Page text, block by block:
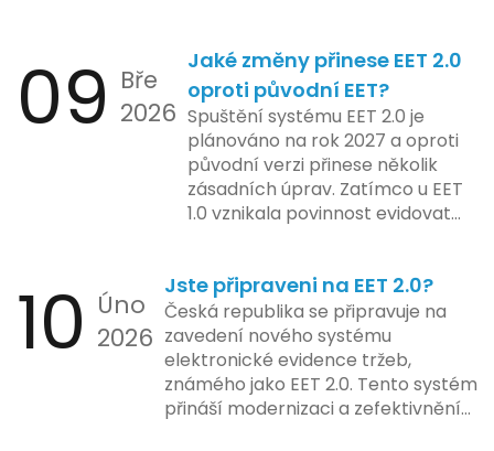
integraci systému EET 2.0 do
praxe, s povinností prodejců
zapojit se do nového systému,
včetně zvýšeného dohledu nad
dodržováním pravidel.
pokladen, co se občas zasekly, až
po ty nejmodernější dotykové
systémy, co umí pomalu i kafe
uvařit. A jedno vím jistě: legislativa
se mění, ale základní pravidlo
zůstává – pokladna musí šlapat
jako hodinky. Jinak jsou problémy.
09 Bře
2026
Jaké změny přinese EET 2.0
oproti původní EET?
Spuštění systému EET 2.0 je
plánováno na rok 2027 a oproti
původní verzi přinese několik
zásadních úprav. Zatímco u EET
1.0 vznikala povinnost evidovat
bezhotovostní transakci – nově
se má tato povinnost odvíjet od
povahy podnikatelské činnosti a
způsobu interakce se
zákazníkem.
10 Úno
2026
Jste připraveni na EET 2.0?
Česká republika se připravuje na
zavedení nového systému
elektronické evidence tržeb,
známého jako EET 2.0. Tento systém
přináší modernizaci a zefektivnění